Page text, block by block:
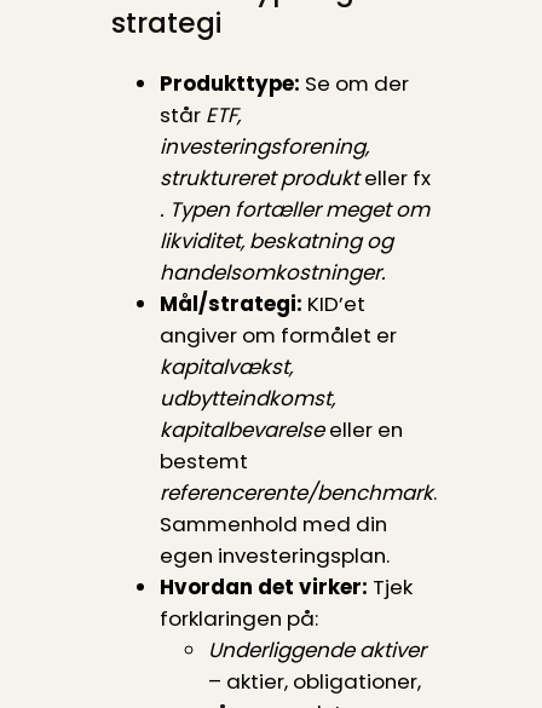
strategi
Produkttype: Se om der
står ETF,
investeringsforening,
struktureret produkteller fx
. Typen fortæller meget om
likviditet, beskatning og
handelsomkostninger.
Mål/strategi: KID’et
angiver om formålet er
kapitalvækst,
udbytteindkomst,
kapitalbevarelseeller en
bestemt
referencerente/benchmark.
Sammenhold med din
egen investeringsplan.
Hvordan det virker: Tjek
forklaringen på:
Underliggende aktiver
– aktier, obligationer,